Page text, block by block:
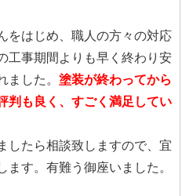
をはじめ、職人の方々の対応
工事期間よりも早く終わり安
ました。 塗装が終わってから
判も良く、すごく満足してい
したら相談致しますので、宜
ます。有難う御座いました。